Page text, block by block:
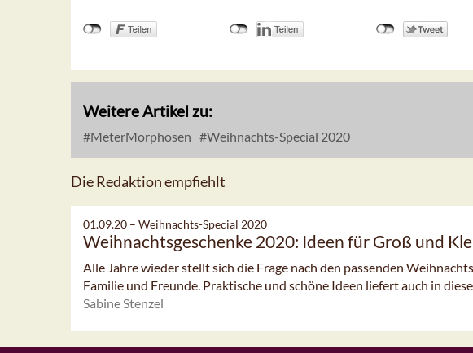
Weitere Artikel zu:
MeterMorphosen Weihnachts-Special 2020
Die Redaktion empfiehlt
01.09.20 – Weihnachts-Special 2020
Weihnachtsgeschenke 2020: Ideen für Groß und
Alle Jahre wieder stellt sich die Frage nach den passenden
Familie und Freunde. Praktische und schöne Ideen liefert auch in
Sabine Stenzel